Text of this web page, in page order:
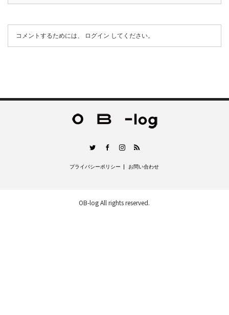
コメントするためには、 ログイン してください。
TwitterFacebookInstagram
RSS
プライバシーポリシー お問い合わせ
OB-logAll rights reserved.